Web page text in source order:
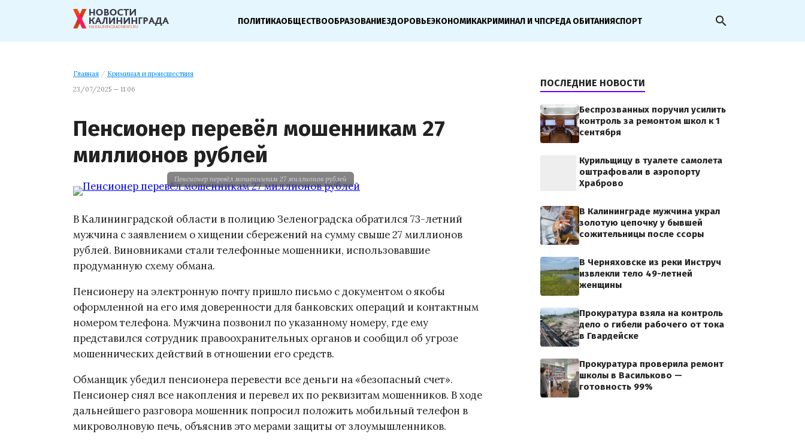
ПОЛИТИКАОБЩЕСТВООБРАЗОВАНИЕЗДОРОВЬЕЭКОНОМИКАКРИМИНАЛ И ЧПСРЕДА ОБИТАНИЯСПОРТ search
Главная / Криминал и происшествия
23/07/2025 — 11:06
Пенсионер перевёл мошенникам 27
миллионов рублей
Пенсионер перевёл мошенникам 27 миллионов рублей
В Калининградской области в полицию Зеленоградска обратился 73-летний
мужчина с заявлением о хищении сбережений на сумму свыше 27 миллионов
рублей. Виновниками стали телефонные мошенники, использовавшие
продуманную схему обмана.
Пенсионеру на электронную почту пришло письмо с документом о якобы
оформленной на его имя доверенности для банковских операций и контактным
номером телефона. Мужчина позвонил по указанному номеру, где ему
представился сотрудник правоохранительных органов и сообщил об угрозе
мошеннических действий в отношении его средств.
Обманщик убедил пенсионера перевести все деньги на «безопасный счет».
Пенсионер снял все накопления и перевел их по реквизитам мошенников. В ходе
дальнейшего разговора мошенник попросил положить мобильный телефон в
микроволновую печь, объяснив это мерами защиты от злоумышленников.
ПОСЛЕДНИЕ НОВОСТИ
Беспрозванных поручил усилить
контроль за ремонтом школ к 1
сентября
Курильщицу в туалете самолета
оштрафовали в аэропорту
Храброво
В Калининграде мужчина украл
золотую цепочку у бывшей
сожительницы после ссоры
В Черняховске из реки Инструч
извлекли тело 49-летней
женщины
Прокуратура взяла на контроль
дело о гибели рабочего от тока
в Гвардейске
Прокуратура проверила ремонт
школы в Васильково —
готовность 99%